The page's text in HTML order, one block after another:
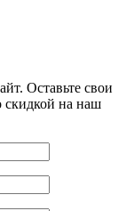
Оставьте свои
на наш